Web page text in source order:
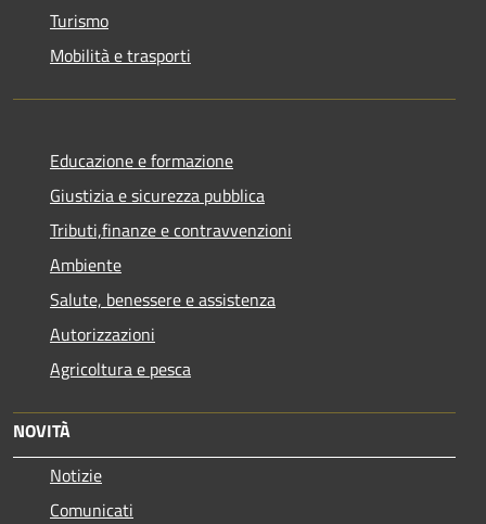
Turismo
Mobilità e trasporti
Educazione e formazione
Giustizia e sicurezza pubblica
Tributi,finanze e contravvenzioni
Ambiente
Salute, benessere e assistenza
Autorizzazioni
Agricoltura e pesca
NOVITÀ
Notizie
Comunicati